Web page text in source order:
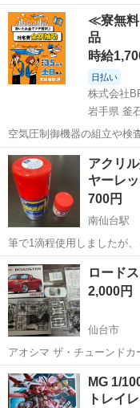
電器!数回使用。ほぼ新品
す。 ラジコンケース！ほ
他!小物部品!パーツ！...
宮城 仙台市 東北福
ラジドリ
≪寮無料
品
時給
日払い
株式会社
岩手県 釜
空気圧制御機器の組立や検
務！嬉しい寮費無料！ワン
内に無料駐車場あり★！《岩手県釜石市》
圧制御機器（シリンダ、バ
岩手 釜石市 釜石駅
アクリ
ヤーレ
700円
南仙台駅
筆で1滴程使用しましたが、もう
ー アクリル塗料ミニ 10㎖ X-27 クリヤ
た。9割以上残ってると思います。 ミスターホビー
SPRA...
宮城 名取市 南仙台
ロード
2,000円
仙台市
アオシマ ザ・チューンドカー61 1/24 マツダスピード ロー
NB8C 未組立プラモデルになります。 中古品の為、外箱に傷み等あり
ます。 詳しくは画像をご確認ください！ NC.NRでお願いしたいので質
問...
宮城 仙台市 模型
MG 1/
トレイ